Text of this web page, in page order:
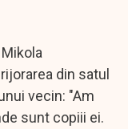
din satul
vecin: "Am
sunt copiii ei.